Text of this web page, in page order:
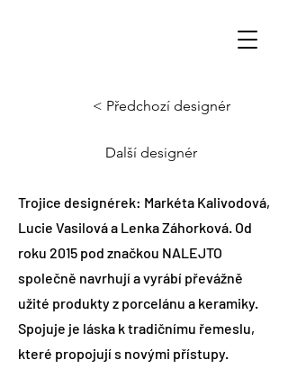
< Předchozí designér
Další designér
Trojice designérek: Markéta Kalivodová,
Lucie Vasilová a Lenka Záhorková. Od
roku 2015 pod značkou NALEJTO
společně navrhují a vyrábí převážně
užité produkty z porcelánu a keramiky.
Spojuje je láska k tradičnímu řemeslu,
které propojují s novými přístupy.